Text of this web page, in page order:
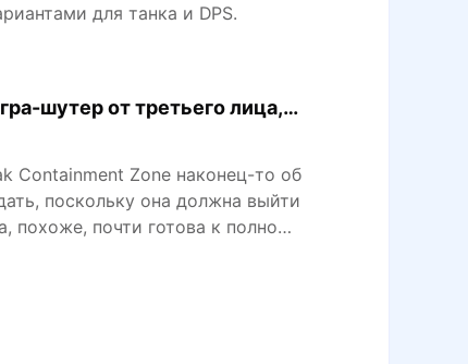
для танка и DPS.
шутер от третьего лица, н
Containment Zone наконец-то об
поскольку она должна выйти
похоже, почти готова к полному